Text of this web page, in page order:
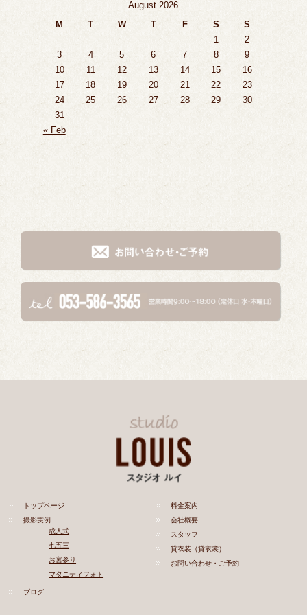
August 2026
M
T W T F S
S
1
2
3
4 5 6 7 8
9
10
11 12 13 14 15
16
17
18 19 20 21 22
23
24
25 26 27 28 29
30
31
« Feb
トップページ
撮影実例
成人式
七五三
お宮参り
マタニティフォト
ブログ
料金案内
会社概要
スタッフ
貸衣装（貸衣裳）
お問い合わせ・ご予約